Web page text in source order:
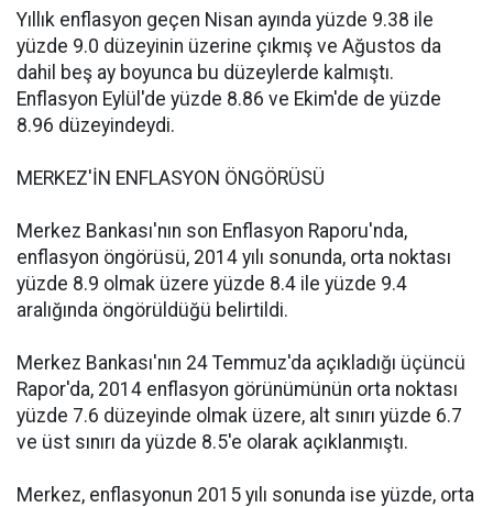
Yıllık enflasyon geçen Nisan ayında yüzde 9.38 ile
yüzde 9.0 düzeyinin üzerine çıkmış ve Ağustos da
dahil beş ay boyunca bu düzeylerde kalmıştı.
Enflasyon Eylül'de yüzde 8.86 ve Ekim'de de yüzde
8.96 düzeyindeydi.
MERKEZ'İN ENFLASYON ÖNGÖRÜSÜ
Merkez Bankası'nın son Enflasyon Raporu'nda,
enflasyon öngörüsü, 2014 yılı sonunda, orta noktası
yüzde 8.9 olmak üzere yüzde 8.4 ile yüzde 9.4
aralığında öngörüldüğü belirtildi.
Merkez Bankası'nın 24 Temmuz'da açıkladığı üçüncü
Rapor'da, 2014 enflasyon görünümünün orta noktası
yüzde 7.6 düzeyinde olmak üzere, alt sınırı yüzde 6.7
ve üst sınırı da yüzde 8.5'e olarak açıklanmıştı.
Merkez, enflasyonun 2015 yılı sonunda ise yüzde, orta